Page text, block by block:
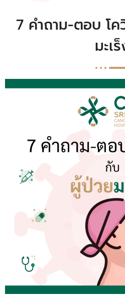
7 คำถาม-ตอบ โ
มะเ